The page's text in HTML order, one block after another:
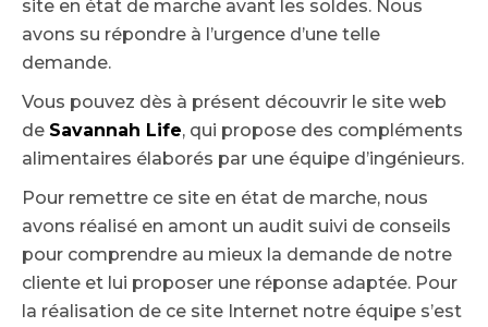
site en état de marche avant les soldes. Nous
avons su répondre à l’urgence d’une telle
demande.
Vous pouvez dès à présent découvrir le site web
de Savannah Life, qui propose des compléments
alimentaires élaborés par une équipe d’ingénieurs.
Pour remettre ce site en état de marche, nous
avons réalisé en amont un audit suivi de conseils
pour comprendre au mieux la demande de notre
cliente et lui proposer une réponse adaptée. Pour
la réalisation de ce site Internet notre équipe s’est